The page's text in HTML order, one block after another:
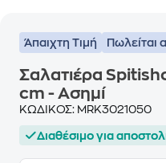
Άπαιχτη Τιμή Πωλείται
Σαλατιέρα
cm - Ασημί
ΚΩΔΙΚΟΣ: MRK3021050
Διαθέσιμο για